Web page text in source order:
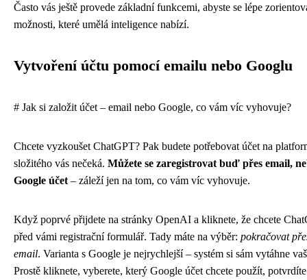
Často vás ještě provede základní funkcemi, abyste se lépe
možnosti, které umělá inteligence nabízí.
Vytvoření účtu pomocí emailu nebo Googlu
# Jak si založit účet – email nebo Google, co vám víc vyhovuje?
Chcete vyzkoušet ChatGPT? Pak budete potřebovat účet na
složitého vás nečeká. Můžete se zaregistrovat buď přes email,
Google účet – záleží jen na tom, co vám víc vyhovuje.
Když poprvé přijdete na stránky OpenAI a kliknete, že chcete
před vámi registrační formulář. Tady máte na výběr: pokračovat
email. Varianta s Google je nejrychlejší – systém si sám vytáhne
Prostě kliknete, vyberete, který Google účet chcete použít,